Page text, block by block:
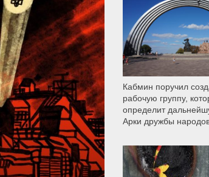
Кабмин поручил
рабочую группу,
определит
Арки дружбы
9 787
12 302